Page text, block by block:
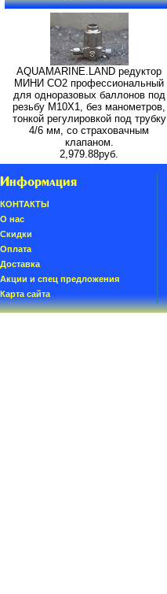
AQUAMARINE.LAND редуктор
МИНИ СО2 профессиональный
для одноразовых баллонов под
резьбу M10X1, без манометров,
тонкой регулировкой под трубку
4/6 мм, со страховачным
клапаном.
2,979.88руб.
Информация
КОНТАКТЫ
О нас
Скидки
Oплатa
Доставка
Акции и спец предложения
Карта сайта